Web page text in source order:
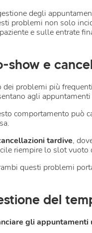
degli
problemi non solo
e sulle entrate
show e
dei problemi più
agli
comportamento può
tardive,
riempire lo slot vuoto
questi problemi
del
gli appuntamenti